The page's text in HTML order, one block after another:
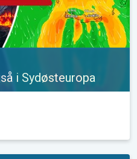
i Sydøsteuropa